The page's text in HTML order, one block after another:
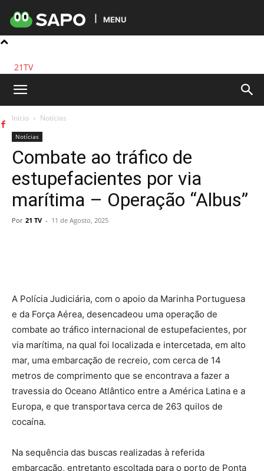
MENU
21TV
Início Notícias
Notícias
Combate ao tráfico de
estupefacientes por via
marítima – Operação “Albus”
Por 21 TV - 11 de Agosto, 2025
A Polícia Judiciária, com o apoio da Marinha Portuguesa
e da Força Aérea, desencadeou uma operação de
combate ao tráfico internacional de estupefacientes, por
via marítima, na qual foi localizada e intercetada, em alto
mar, uma embarcação de recreio, com cerca de 14
metros de comprimento que se encontrava a fazer a
travessia do Oceano Atlântico entre a América Latina e a
Europa, e que transportava cerca de 263 quilos de
cocaína.
Na sequência das buscas realizadas à referida
embarcação, entretanto escoltada para o porto de Ponta